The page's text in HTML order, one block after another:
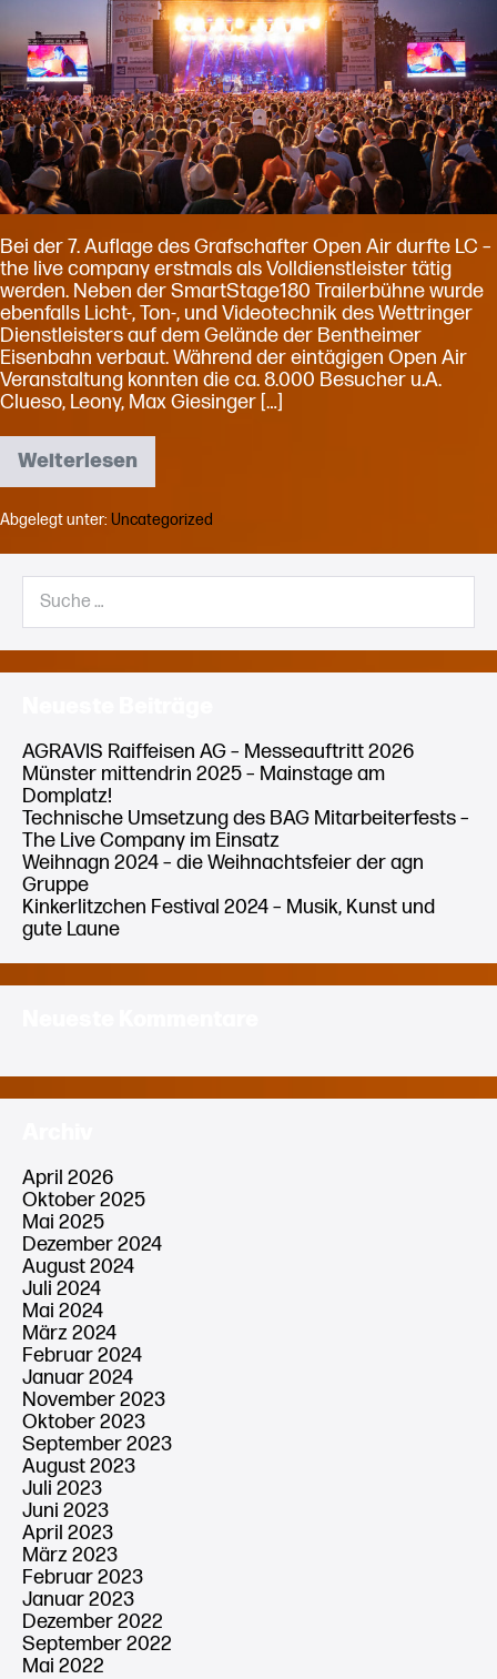
LC
–
the
live
company
Bei der 7. Auflage des Grafschafter Open Air durfte LC –
the live company erstmals als Volldienstleister tätig
werden. Neben der SmartStage180 Trailerbühne wurde
ebenfalls Licht-, Ton-, und Videotechnik des Wettringer
Dienstleisters auf dem Gelände der Bentheimer
Eisenbahn verbaut. Während der eintägigen Open Air
Veranstaltung konnten die ca. 8.000 Besucher u.A.
Clueso, Leony, Max Giesinger […]
WeiterlesenGrafschafter
Open
Air
erstmalig
mit
LC
–
the
live
Abgelegt unter: Uncategorized
Suche
nach:
AGRAVIS Raiffeisen AG – Messeauftritt 2026
Münster mittendrin 2025 – Mainstage am
Domplatz!
Technische Umsetzung des BAG Mitarbeiterfests –
The Live Company im Einsatz
Weihnagn 2024 – die Weihnachtsfeier der agn
Gruppe
Kinkerlitzchen Festival 2024 – Musik, Kunst und
gute Laune
April 2026
Oktober 2025
Mai 2025
Dezember 2024
August 2024
Juli 2024
Mai 2024
März 2024
Februar 2024
Januar 2024
November 2023
Oktober 2023
September 2023
August 2023
Juli 2023
Juni 2023
April 2023
März 2023
Februar 2023
Januar 2023
Dezember 2022
September 2022
Mai 2022